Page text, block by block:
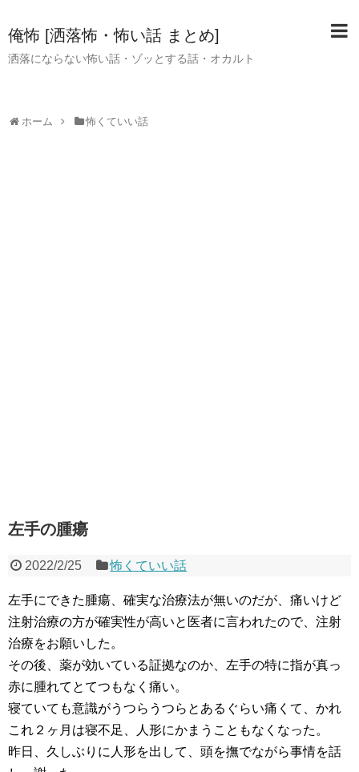
俺怖 [洒落怖・怖い話 まとめ]
洒落にならない怖い話・ゾッとする話・オカルト
ホーム 怖くていい話
左手の腫瘍
2022/2/25 怖くていい話
左手にできた腫瘍、確実な治療法が無いのだが、痛いけど
注射治療の方が確実性が高いと医者に言われたので、注射
治療をお願いした。
その後、薬が効いている証拠なのか、左手の特に指が真っ
赤に腫れてとてつもなく痛い。
寝ていても意識がうつらうつらとあるぐらい痛くて、かれ
これ２ヶ月は寝不足、人形にかまうこともなくなった。
昨日、久しぶりに人形を出して、頭を撫でながら事情を話